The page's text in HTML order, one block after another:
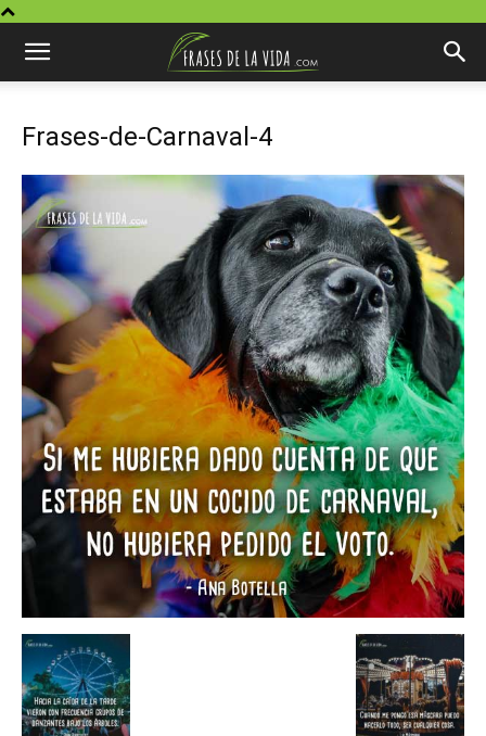
Frases-de-Carnaval-4